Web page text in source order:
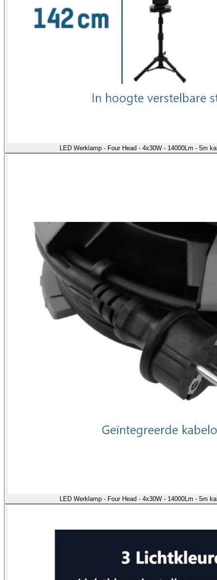
LED Werklamp - Four Head - 4x30W - 14000Lm - 5m
LED Werklamp - Four Head - 4x30W - 14000Lm - 5m